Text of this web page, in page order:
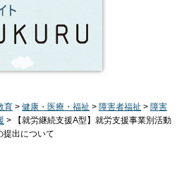
育 > 健康・医療・福祉 > 障害者福祉 > 障害
> 【就労継続支援A型】就労支援事業別活動
提出について